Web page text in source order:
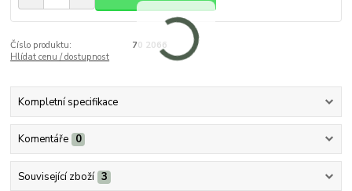
Číslo produktu:
70 2066
Hlídat cenu / dostupnost
Kompletní specifikace
Komentáře 0
Související zboží 3